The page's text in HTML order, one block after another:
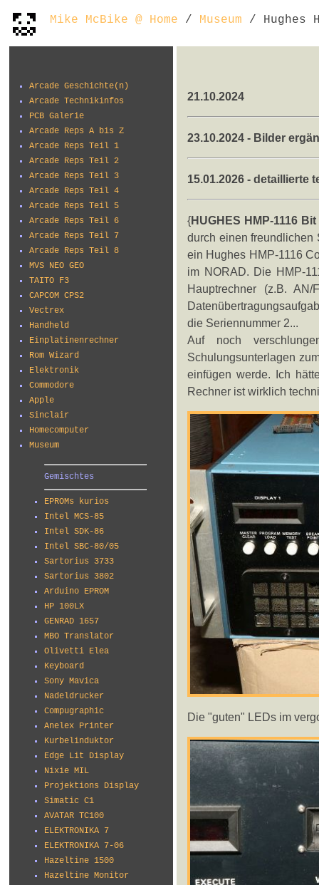
Mike McBike @ Home / Museum / Hughes
Arcade Geschichte(n)
Arcade Technikinfos
PCB Galerie
Arcade Reps A bis Z
Arcade Reps Teil 1
Arcade Reps Teil 2
Arcade Reps Teil 3
Arcade Reps Teil 4
Arcade Reps Teil 5
Arcade Reps Teil 6
Arcade Reps Teil 7
Arcade Reps Teil 8
MVS NEO GEO
TAITO F3
CAPCOM CPS2
Vectrex
Handheld
Einplatinenrechner
Rom Wizard
Elektronik
Commodore
Apple
Sinclair
Homecomputer
Museum
Gemischtes
EPROMs kurios
Intel MCS-85
Intel SDK-86
Intel SBC-80/05
Sartorius 3733
Sartorius 3802
Arduino EPROM
HP 100LX
GENRAD 1657
MBO Translator
Olivetti Elea
Keyboard
Sony Mavica
Nadeldrucker
Compugraphic
Anelex Printer
Kurbelinduktor
Edge Lit Display
Nixie MIL
Projektions Display
Simatic C1
AVATAR TC100
ELEKTRONIKA 7
ELEKTRONIKA 7-06
Hazeltine 1500
Hazeltine Monitor
21.10.2024
23.10.2024 - Bilder
15.01.2026 - detaillierte
{HUGHES HMP-1116
durch einen freundlichen
ein Hughes HMP-1116
im NORAD. Die HMP-
Hauptrechner (z.B.
die Seriennummer 2...
Auf noch
Schulungsunterlagen
einfügen werde. Ich
Rechner ist wirklich
Die "guten" LEDs im